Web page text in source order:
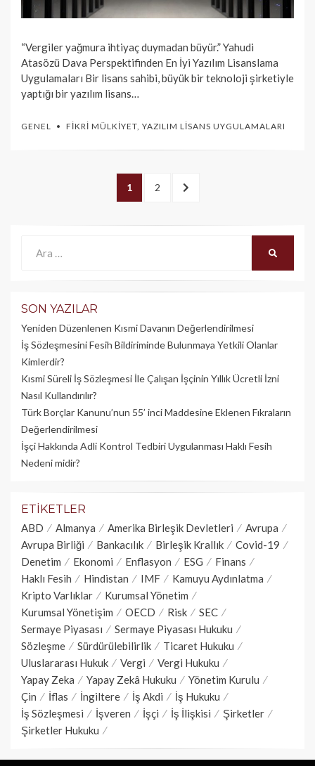
“Vergiler yağmura ihtiyaç duymadan büyür.” Yahudi
Atasözü Dava Perspektifinden En İyi Yazılım Lisanslama
Uygulamaları Bir lisans sahibi, büyük bir teknoloji şirketiyle
yaptığı bir yazılım lisans…
GENEL FIKRI MÜLKIYET, YAZILIM LISANS UYGULAMALARI
PAGE
1 PAGE
2
SONRAKI
SON YAZILAR
Yeniden Düzenlenen Kısmi Davanın Değerlendirilmesi
İş Sözleşmesini Fesih Bildiriminde Bulunmaya Yetkili Olanlar
Kimlerdir?
Kısmi Süreli İş Sözleşmesi İle Çalışan İşçinin Yıllık Üc­retli İzni
Nasıl Kullandırılır?
Türk Borçlar Kanunu’nun 55’ inci Maddesine Eklenen Fıkraların
Değerlendirilmesi
İşçi Hakkında Adli Kontrol Tedbiri Uygulanması Haklı Fesih
Nedeni midir?
ETIKETLER
ABD Almanya Amerika Birleşik Devletleri
Avrupa
Avrupa Birliği
Bankacılık Birleşik Krallık
Covid-19
Denetim
Ekonomi Enflasyon ESG
Finans
Haklı Fesih
Hindistan IMF
Kamuyu Aydınlatma
Kripto Varlıklar
Kurumsal Yönetim
Kurumsal Yönetişim
OECD Risk
SEC
Sermaye Piyasası
Sermaye Piyasası Hukuku
Sözleşme
Sürdürülebilirlik
Ticaret Hukuku
Uluslararası Hukuk
Vergi
Vergi Hukuku
Yapay Zeka
Yapay Zekâ Hukuku
Yönetim Kurulu
Çin
İflas İngiltere İş Akdi
İş Hukuku
İş Sözleşmesi
İşveren İşçi İş İlişkisi
Şirketler
Şirketler Hukuku